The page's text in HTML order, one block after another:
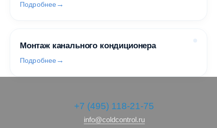
Подробнее
Монтаж канального кондиционера
Подробнее
+7 (495) 118-21-75
info@coldcontrol.ru